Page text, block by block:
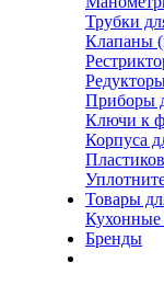
Трубки
Клапаны
Приборы
Ключи к
Корпуса
Товары
Кухонные
Бренды